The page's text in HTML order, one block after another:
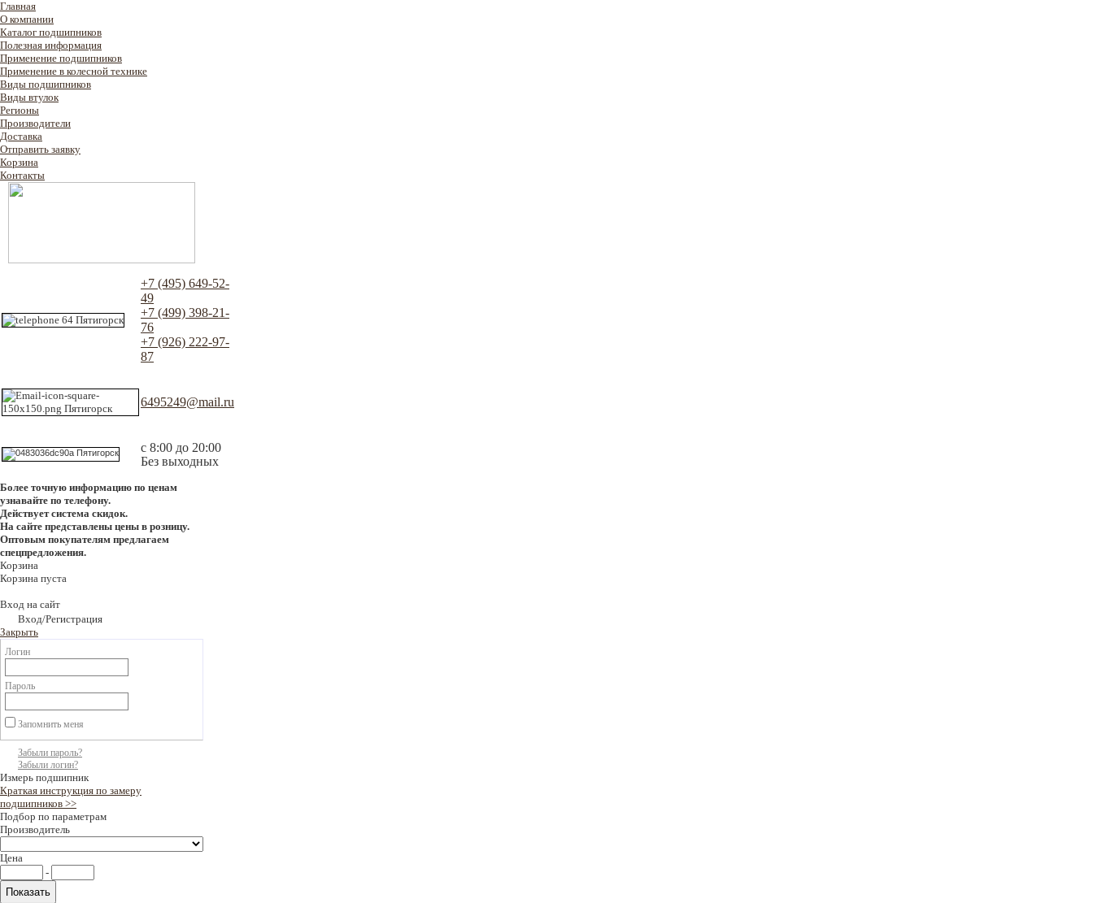
Главная
О компании
Каталог подшипников
Полезная информация
Применение подшипников
Применение в колесной технике
Виды подшипников
Виды втулок
Регионы
Производители
Доставка
Отправить заявку
Корзина
Контакты
+7 (495) 649-52-
49
+7 (499) 398-21-
76
+7 (926) 222-97-
87
6495249@mail.ru
с 8:00 до 20:00
Без выходных
Более точную информацию по ценам
узнавайте по телефону.
Действует система скидок.
На сайте представлены цены в розницу.
Оптовым покупателям предлагаем
спецпредложения.
Корзина
Корзина пуста
Вход на сайт
Вход/Регистрация
Закрыть
Логин
Пароль
Запомнить меня
Забыли пароль?
Забыли логин?
Измерь подшипник
Краткая инструкция по замеру
подшипников >>
Подбор по параметрам
Производитель
Цена
-